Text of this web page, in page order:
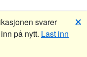
svarer
på nytt. Last inn
🗙